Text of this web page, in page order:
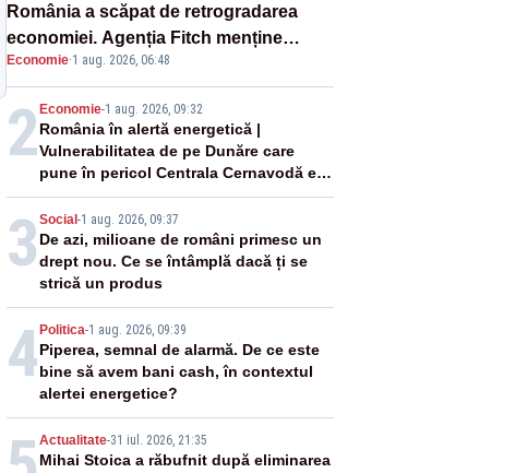
România a scăpat de retrogradarea
economiei. Agenția Fitch menține
ratingul „BBB-” cu perspectivă
negativă
Economie·1 aug. 2026, 06:48
2Economie-1 aug. 2026, 09:32
România în alertă energetică |
Vulnerabilitatea de pe Dunăre care
pune în pericol Centrala Cernavodă era
cunoscută de pe vremea lui Ceaușescu
3 Social-1 aug. 2026, 09:37
De azi, milioane de români primesc un
drept nou. Ce se întâmplă dacă ți se
strică un produs
4Politica-1 aug. 2026, 09:39
Piperea, semnal de alarmă. De ce este
bine să avem bani cash, în contextul
alertei energetice?
Actualitate-31 iul. 2026, 21:35
Mihai Stoica a răbufnit după eliminarea